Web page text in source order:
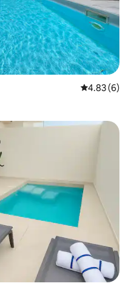
Calificación
4.83 (6)